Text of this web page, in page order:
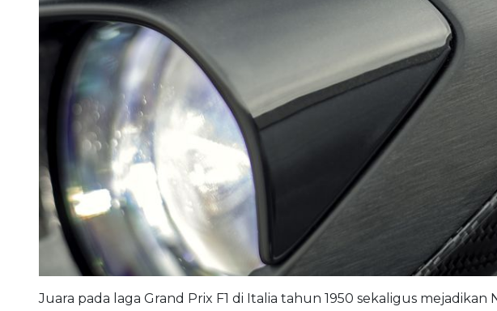
Juara pada laga Grand Prix F1 di Italia tahun 1950 sekaligus